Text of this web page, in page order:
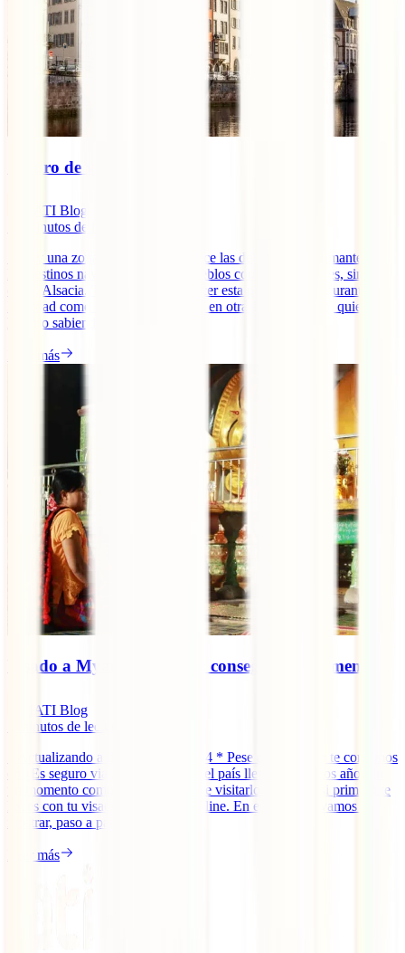
Seguro de viaje a Alsacia
IATI Blog
minutos de lectura
Si hay una zona de Francia que hace las delicias de los amantes de
los destinos navideños y de los pueblos con encanto esa es, sin
duda, Alsacia. Tanto si vas a conocer esta parte del país durante la
Navidad como si optas por hacerlo en otra época del año, quieres
hacerlo sabiendo que si [...]
Leer más
Visado a Myanmar online: conseguirlo fácilmente
IATI Blog
minutos de lectura
* Actualizando a diciembre de 2024 * Pese a que, como te contamos
en ¿Es seguro viajar a Myanmar?, el país lleva ya muchos años en
un momento complicado, es posible visitarlo de nuevo si primero te
haces con tu visado a Myanmar online. En esta guía te vamos a
mostrar, paso a paso, cómo [...]
Leer más